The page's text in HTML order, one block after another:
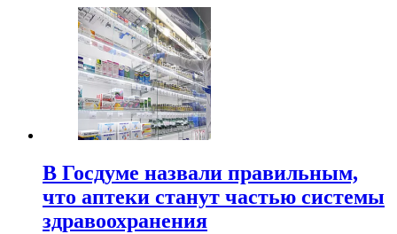
В Госдуме назвали правильным,
что аптеки станут частью системы
здравоохранения